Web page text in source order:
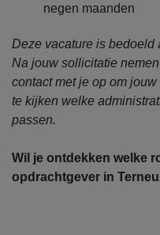
negen maanden
Deze vacature is bedoeld
Na jouw sollicitatie
contact met je op om
te kijken welke
passen.
Wil je ontdekken welke
opdrachtgever in